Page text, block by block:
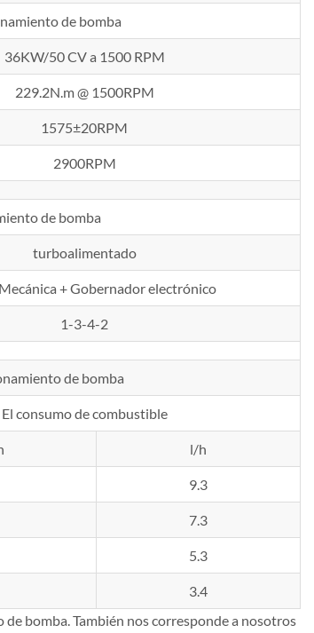
de bomba
36KW/50 CV a 1500 RPM
229.2N.m @ 1500RPM
1575±20RPM
2900RPM
de bomba
turboalimentado
+ Gobernador electrónico
1-3-4-2
de bomba
El consumo de combustible
l/h
9.3
7.3
5.3
3.4
bomba. También nos corresponde a nosotros